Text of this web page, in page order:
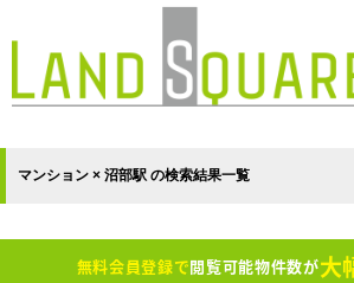
マンション × 沼部駅 の検索結果一覧
無料会員登録で閲覧可能物件数が大